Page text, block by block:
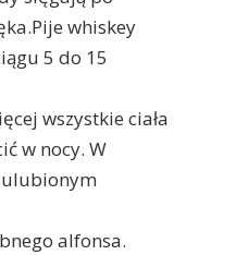
whiskey
5 do 15
wszystkie ciała
w nocy. W
ulubionym
alfonsa.